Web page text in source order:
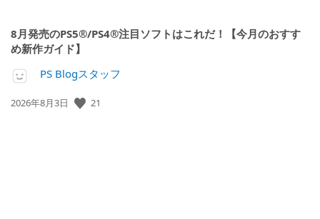
8月発売のPS5®/PS4®注目ソフトはこれだ！【今月のおすす
め新作ガイド】
PS Blogスタッフ
公
2026年8月3日 21